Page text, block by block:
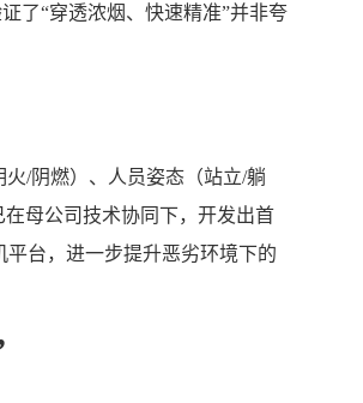
了“穿透浓烟、快速精准”并非夸
/阴燃）、人员姿态（站立/躺
母公司技术协同下，开发出首
台，进一步提升恶劣环境下的